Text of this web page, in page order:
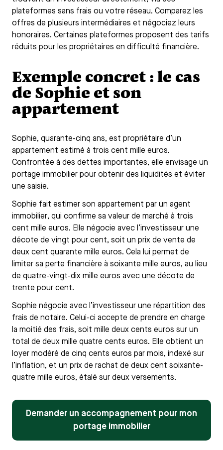
plateformes sans frais ou votre réseau. Comparez les
offres de plusieurs intermédiaires et négociez leurs
honoraires. Certaines plateformes proposent des tarifs
réduits pour les propriétaires en difficulté financière.
Exemple concret : le cas
de Sophie et son
appartement
Sophie, quarante-cinq ans, est propriétaire d’un
appartement estimé à trois cent mille euros.
Confrontée à des dettes importantes, elle envisage un
portage immobilier pour obtenir des liquidités et éviter
une saisie.
Sophie fait estimer son appartement par un agent
immobilier, qui confirme sa valeur de marché à trois
cent mille euros. Elle négocie avec l’investisseur une
décote de vingt pour cent, soit un prix de vente de
deux cent quarante mille euros. Cela lui permet de
limiter sa perte financière à soixante mille euros, au lieu
de quatre-vingt-dix mille euros avec une décote de
trente pour cent.
Sophie négocie avec l’investisseur une répartition des
frais de notaire. Celui-ci accepte de prendre en charge
la moitié des frais, soit mille deux cents euros sur un
total de deux mille quatre cents euros. Elle obtient un
loyer modéré de cinq cents euros par mois, indexé sur
l’inflation, et un prix de rachat de deux cent soixante-
quatre mille euros, étalé sur deux versements.
Demander un accompagnement pour mon
portage immobilier